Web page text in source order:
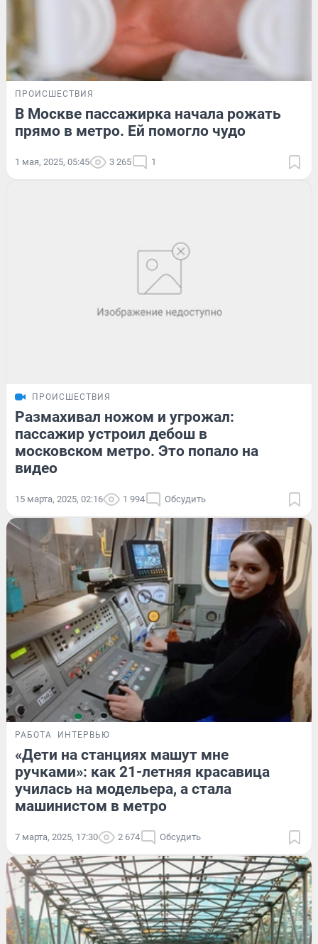
ПРОИСШЕСТВИЯ
В Москве пассажирка начала рожать
прямо в метро. Ей помогло чудо
1 мая, 2025, 05:45 3 265 1
ПРОИСШЕСТВИЯ
Размахивал ножом и угрожал:
пассажир устроил дебош в
московском метро. Это попало на
видео
15 марта, 2025, 02:16 1 994 Обсудить
РАБОТА ИНТЕРВЬЮ
«Дети на станциях машут мне
ручками»: как 21-летняя красавица
училась на модельера, а стала
машинистом в метро
7 марта, 2025, 17:30 2 674 Обсудить